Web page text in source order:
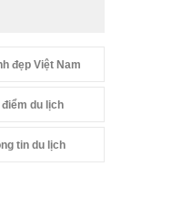
đẹp Việt Nam
du lịch
tin du lịch